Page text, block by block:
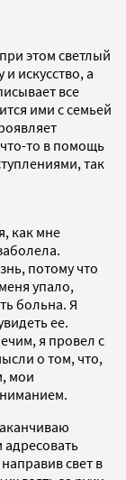
этом светлый
искусство, а
все
ими с семьей
то в помощь
так
как мне
потому что
упало,
больна. Я
ее.
я провел с
о том, что,
мои
свет в